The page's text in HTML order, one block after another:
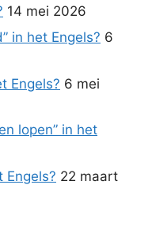
14 mei 2026
in het Engels? 6
Engels? 6 mei
lopen” in het
Engels? 22 maart